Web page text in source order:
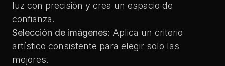
luz con precisión y crea un espacio de
confianza.
Selección de imágenes: Aplica un criterio
artístico consistente para elegir solo las
mejores.